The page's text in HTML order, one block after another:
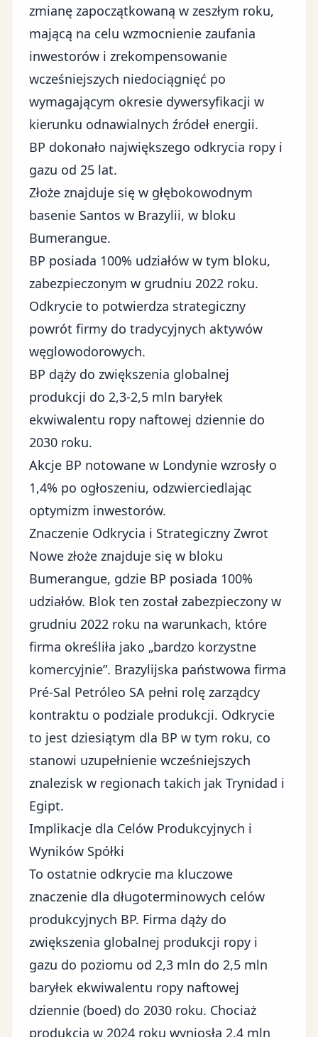
zmianę zapoczątkowaną w zeszłym roku,
mającą na celu wzmocnienie zaufania
inwestorów i zrekompensowanie
wcześniejszych niedociągnięć po
wymagającym okresie dywersyfikacji w
kierunku odnawialnych źródeł energii.
BP dokonało największego odkrycia ropy i
gazu od 25 lat.
Złoże znajduje się w głębokowodnym
basenie Santos w Brazylii, w bloku
Bumerangue.
BP posiada 100% udziałów w tym bloku,
zabezpieczonym w grudniu 2022 roku.
Odkrycie to potwierdza strategiczny
powrót firmy do tradycyjnych aktywów
węglowodorowych.
BP dąży do zwiększenia globalnej
produkcji do 2,3-2,5 mln baryłek
ekwiwalentu ropy naftowej dziennie do
2030 roku.
Akcje BP notowane w Londynie wzrosły o
1,4% po ogłoszeniu, odzwierciedlając
optymizm inwestorów.
Znaczenie Odkrycia i Strategiczny Zwrot
Nowe złoże znajduje się w bloku
Bumerangue, gdzie BP posiada 100%
udziałów. Blok ten został zabezpieczony w
grudniu 2022 roku na warunkach, które
firma określiła jako „bardzo korzystne
komercyjnie”. Brazylijska państwowa firma
Pré-Sal Petróleo SA pełni rolę zarządcy
kontraktu o podziale produkcji. Odkrycie
to jest dziesiątym dla BP w tym roku, co
stanowi uzupełnienie wcześniejszych
znalezisk w regionach takich jak Trynidad i
Egipt.
Implikacje dla Celów Produkcyjnych i
Wyników Spółki
To ostatnie odkrycie ma kluczowe
znaczenie dla długoterminowych celów
produkcyjnych BP. Firma dąży do
zwiększenia globalnej produkcji ropy i
gazu do poziomu od 2,3 mln do 2,5 mln
baryłek ekwiwalentu ropy naftowej
dziennie (boed) do 2030 roku. Chociaż
produkcja w 2024 roku wyniosła 2,4 mln